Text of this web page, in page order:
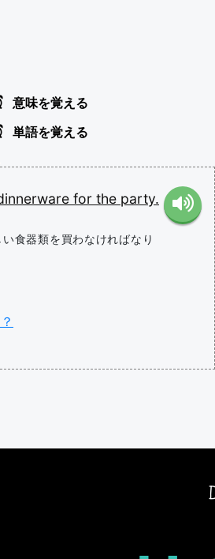
意味を覚える
単語を覚える
for the party.
食器類を買わなければなり